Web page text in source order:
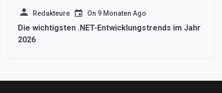
Redakteure On 9 Monaten Ago
Die wichtigsten .NET-Entwicklungstrends im Jahr
2026